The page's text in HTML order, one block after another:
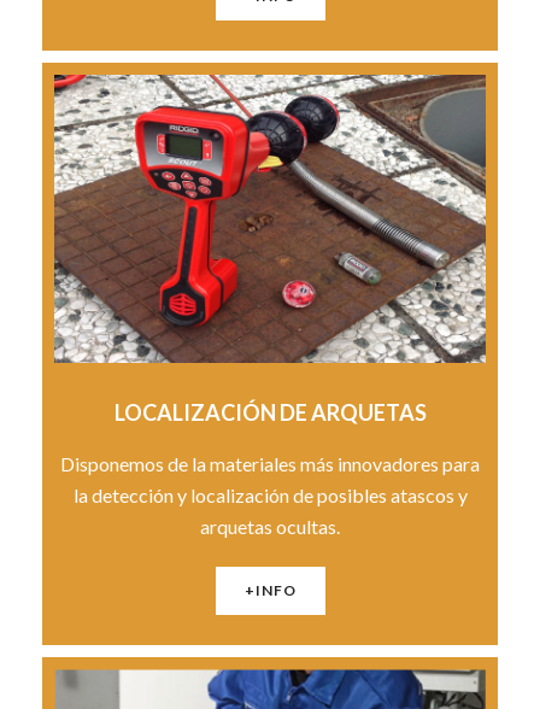
LOCALIZACIÓN DE ARQUETAS
Disponemos de la materiales más innovadores para
la detección y localización de posibles atascos y
arquetas ocultas.
+INFO